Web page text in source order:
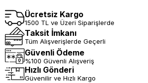
Ücretsiz Kargo
1500 TL ve Üzeri Siparişlerde
Taksit İmkanı
Tüm Alışverişlerde Geçerli
Güvenli Ödeme
%100 Güvenli Alışveriş
Hızlı Gönderi
Güvenilir ve Hızlı Kargo